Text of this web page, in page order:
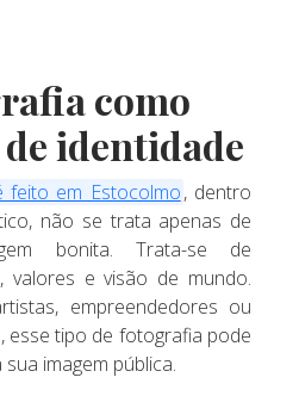
como
identidade
feito em Estocolmo, dentro
não se trata apenas de
bonita. Trata-se de
valores e visão de mundo.
empreendedores ou
esse tipo de fotografia pode
imagem pública.